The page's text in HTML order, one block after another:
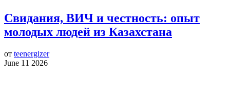
Свидания, ВИЧ и честность: опыт
молодых людей из Казахстана
от teenergizer
June 11 2026